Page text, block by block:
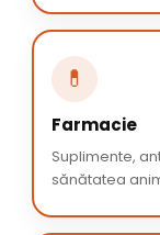
💊
Farmacie
Suplimente,
sănătatea